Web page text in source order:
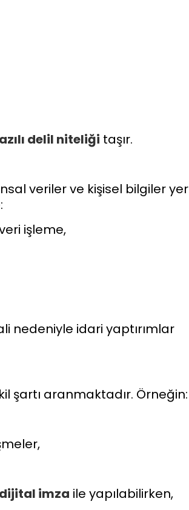
delil niteliği taşır.
veriler ve kişisel bilgiler yer
işleme,
nedeniyle idari yaptırımlar
şartı aranmaktadır. Örneğin:
dijital imza ile yapılabilirken,